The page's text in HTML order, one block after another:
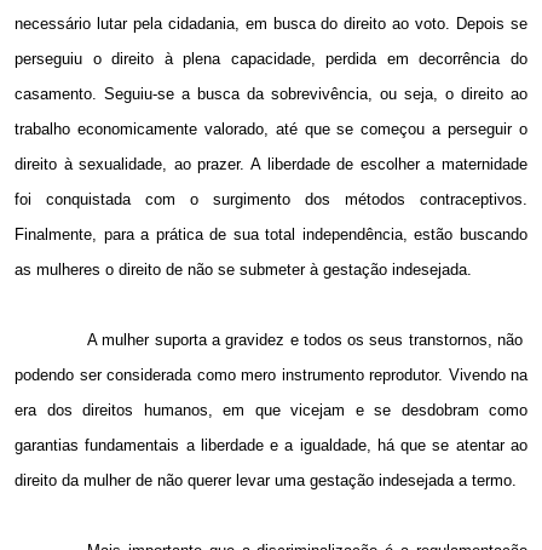
necessário lutar pela cidadania, em busca do direito ao voto. Depois se
perseguiu o direito à plena capacidade, perdida em decorrência do
casamento. Seguiu-se a busca da sobrevivência, ou seja, o direito ao
trabalho economicamente valorado, até que se começou a perseguir o
direito à sexualidade, ao prazer. A liberdade de escolher a maternidade
foi conquistada com o surgimento dos métodos contraceptivos.
Finalmente, para a prática de sua total independência, estão buscando
as mulheres o direito de não se submeter à gestação indesejada.
A mulher suporta a gravidez e todos os seus transtornos, não
podendo ser considerada como mero instrumento reprodutor. Vivendo na
era dos direitos humanos, em que vicejam e se desdobram como
garantias fundamentais a liberdade e a igualdade, há que se atentar ao
direito da mulher de não querer levar uma gestação indesejada a termo.